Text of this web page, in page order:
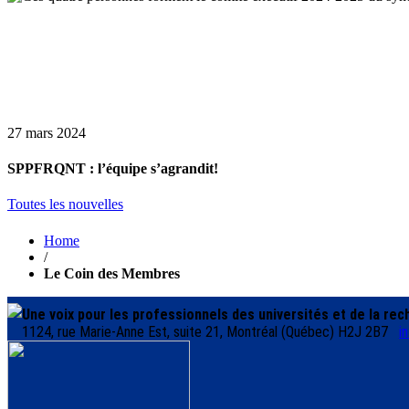
27 mars 2024
SPPFRQNT : l’équipe s’agrandit!
Toutes les nouvelles
Home
/
Le Coin des Membres
Une voix pour les professionnels des universités et de la
1124, rue Marie-Anne Est, suite 21, Montréal (Québec) H2J 2B7